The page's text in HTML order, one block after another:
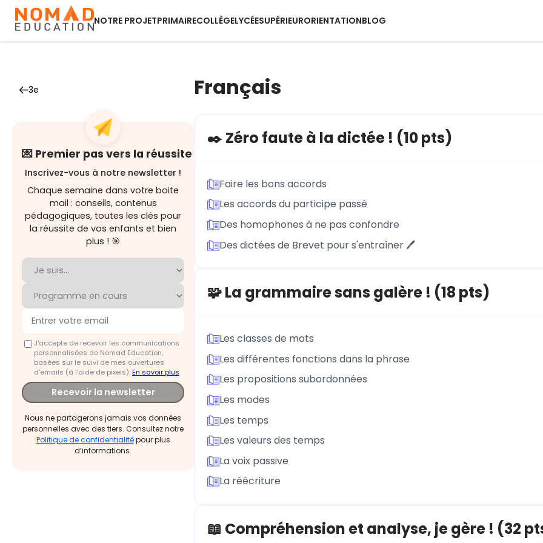
NOTRE PROJETPRIMAIRECOLLÈGELYCÉESUPÉRIEURORIENTATIONBLOG
3e
💌 Premier pas vers la réussite
Inscrivez-vous à notre newsletter !
Chaque semaine dans votre boite
mail : conseils, contenus
pédagogiques, toutes les clés pour
la réussite de vos enfants et bien
plus ! 🎯
J'accepte de recevoir les communications
personnalisées de Nomad Education,
basées sur le suivi de mes ouvertures
d'emails (à l’aide de pixels).En savoir plus
Recevoir la newsletter
Nous ne partagerons jamais vos données
personnelles avec des tiers. Consultez notre
Politique de confidentialitépour plus
d’informations.
Français
✒️ Zéro faute à la dictée ! (10 pts)
Faire les bons accords
Les accords du participe passé
Des homophones à ne pas confondre
Des dictées de Brevet pour s'entraîner 🖊️
🧩 La grammaire sans galère ! (18 pts)
Les classes de mots
Les différentes fonctions dans la phrase
Les propositions subordonnées
Les modes
Les temps
Les valeurs des temps
La voix passive
La réécriture
📖 Compréhension et analyse, je gère ! (32